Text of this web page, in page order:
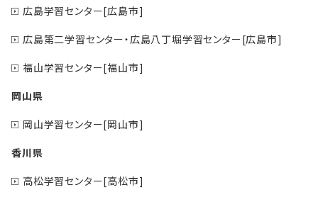
広島学習センター[広島市]
広島第二学習センター・広島八丁堀学習センター[広島市]
福山学習センター[福山市]
岡山県
岡山学習センター[岡山市]
香川県
高松学習センター[高松市]